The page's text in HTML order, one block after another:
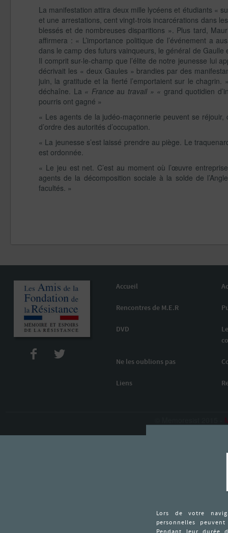
La manifestation attira deux mille lycéens et étudiants «
et une arrestations, cent vingt-trois incarcérations dans
blessés et de nombreuses disparitions ». Plus tard,
affirmera : « L’importance politique de l’événement a
dans le camp des futurs vainqueurs, le général de
Il comprit sur-le-champ que l’élite de notre jeunesse lui
décrivait les « deux Gaules » brandies par des
juin, la gratitude et la fierté l’emportaient sur le
déchaîne. La « France au travail » « grand quotidien
pourris ont gagné »
« Les agents de la judéo-maçonnerie peuvent se
d’ordre des autorités d’occupation.
« La jeunesse s’est laissé prendre au piège. Le
est ordonnée.
« Le jeu est net. C’est au moment où l’œuvre
agents de la décomposition sociale à la solde de
facultés. »
Accueil
Rencontres de M.E.R
DVD
Ne les oublions pas
Liens